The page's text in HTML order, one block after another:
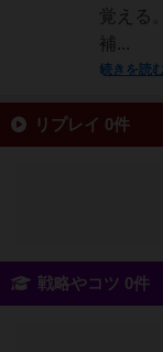
覚える
補...
続きを読
リプレイ 0件
戦略やコツ 0件